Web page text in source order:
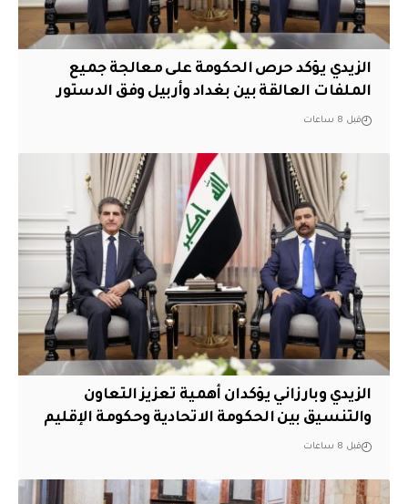
الزيدي يؤكد حرص الحكومة على معالجة جميع
الملفات العالقة بين بغداد وأربيل وفق الدستور
قبل 8 ساعات
الزيدي وبارزاني يؤكدان أهمية تعزيز التعاون
والتنسيق بين الحكومة الاتحادية وحكومة الإقليم
قبل 8 ساعات